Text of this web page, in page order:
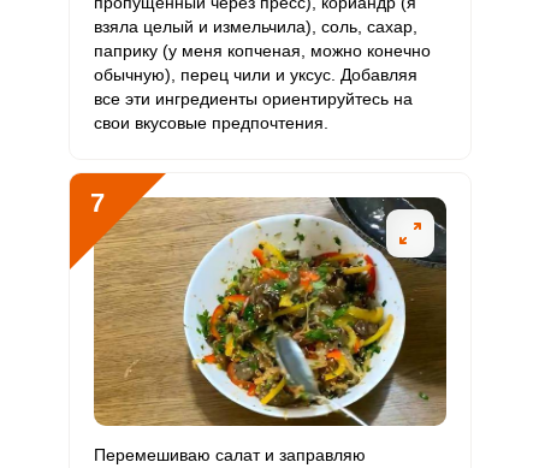
взяла целый и измельчила), соль, сахар,
паприку (у меня копченая, можно конечно
обычную), перец чили и уксус. Добавляя
все эти ингредиенты ориентируйтесь на
свои вкусовые предпочтения.
7
Перемешиваю салат и заправляю